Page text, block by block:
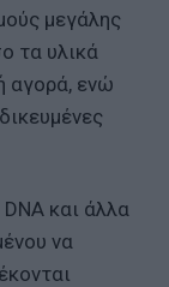
μεγάλης
τα υλικά
αγορά, ενώ
και άλλα
να